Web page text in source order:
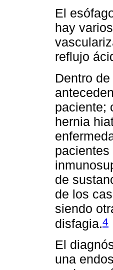
El
hay
reflujo
Dentro
paciente;
hernia
de
de los
siendo
disfagia.4
El
una